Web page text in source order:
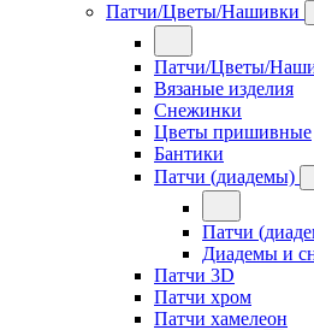
Патчи/Цветы/Нашивки
Патчи/Цветы/
Вязаные изделия
Снежинки
Цветы пришивные
Бантики
Патчи (диадемы)
Патчи
Диадемы и
Патчи 3D
Патчи хром
Патчи хамелеон